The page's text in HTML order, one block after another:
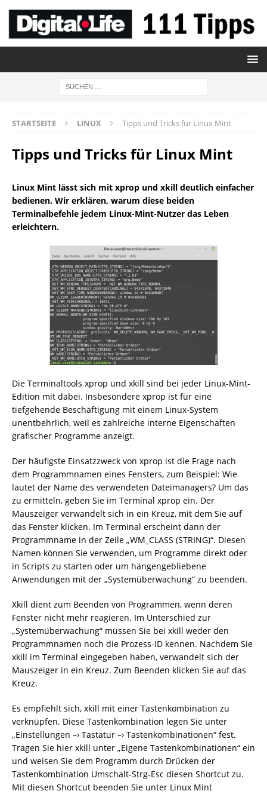
STARTSEITE LINUX Tipps und Tricks für Linux Mint
Tipps und Tricks für Linux Mint
Linux Mint lässt sich mit xprop und xkill deutlich einfacher
bedienen. Wir erklären, warum diese beiden
Terminalbefehle jedem Linux-Mint-Nutzer das Leben
erleichtern.
Die Terminaltools xprop und xkill sind bei jeder Linux-Mint-
Edition mit dabei. Insbesondere xprop ist für eine
tiefgehende Beschäftigung mit einem Linux-System
unentbehrlich, weil es zahlreiche interne Eigenschaften
grafischer Programme anzeigt.
Der häufigste Einsatzzweck von xprop ist die Frage nach
dem Programmnamen eines Fensters, zum Beispiel: Wie
lautet der Name des verwendeten Dateimanagers? Um das
zu ermitteln, geben Sie im Terminal xprop ein. Der
Mauszeiger verwandelt sich in ein Kreuz, mit dem Sie auf
das Fenster klicken. Im Terminal erscheint dann der
Programmname in der Zeile „WM_CLASS (STRING)“. Diesen
Namen können Sie verwenden, um Programme direkt oder
in Scripts zu starten oder um hängengebliebene
Anwendungen mit der „Systemüberwachung“ zu beenden.
Xkill dient zum Beenden von Programmen, wenn deren
Fenster nicht mehr reagieren. Im Unterschied zur
„Systemüberwachung“ müssen Sie bei xkill weder den
Programmnamen noch die Prozess-ID kennen. Nachdem Sie
xkill im Terminal eingegeben haben, verwandelt sich der
Mauszeiger in ein Kreuz. Zum Beenden klicken Sie auf das
Kreuz.
Es empfiehlt sich, xkill mit einer Tastenkombination zu
verknüpfen. Diese Tastenkombination legen Sie unter
„Einstellungen –› Tastatur –› Tastenkombinationen“ fest.
Tragen Sie hier xkill unter „Eigene Tastenkombinationen“ ein
und weisen Sie dem Programm durch Drücken der
Tastenkombination Umschalt-Strg-Esc diesen Shortcut zu.
Mit diesen Shortcut beenden Sie unter Linux Mint